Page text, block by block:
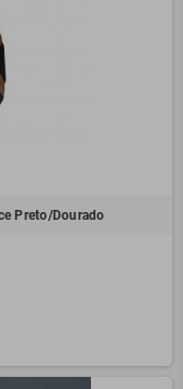
Preto/Dourado